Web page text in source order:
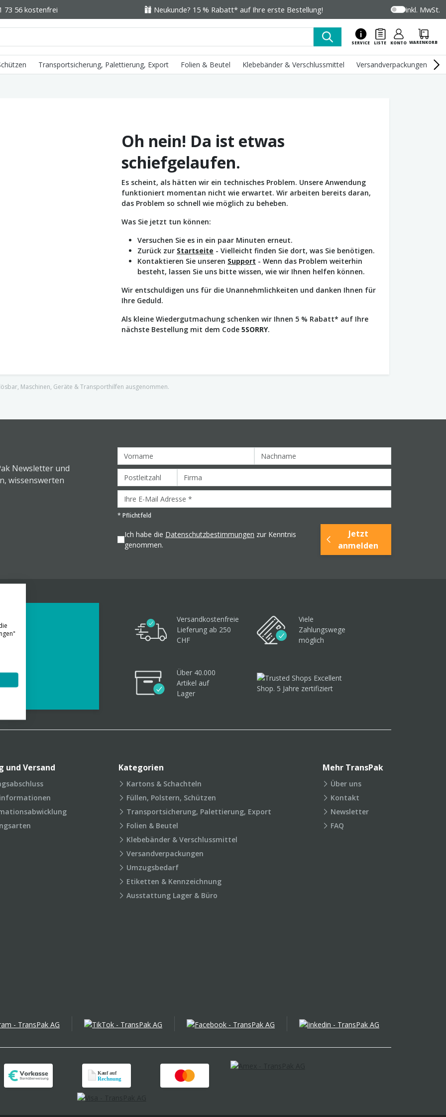
73 56 kostenfrei Neukunde? 15 % Rabatt* auf Ihre erste Bestellung! inkl. MwSt.
SERVICE LISTE KONTO WARENKORB
Transportsicherung, Palettierung, Export Folien & Beutel Klebebänder & Verschlussmittel Versandverpackungen
Oh nein! Da ist etwas
schiefgelaufen.
Es scheint, als hätten wir ein technisches Problem. Unsere Anwendung
funktioniert momentan nicht wie erwartet. Wir arbeiten bereits daran,
das Problem so schnell wie möglich zu beheben.
Was Sie jetzt tun können:
Versuchen Sie es in ein paar Minuten erneut.
Zurück zur Startseite - Vielleicht finden Sie dort, was Sie benötigen.
Kontaktieren Sie unseren Support - Wenn das Problem weiterhin
besteht, lassen Sie uns bitte wissen, wie wir Ihnen helfen können.
Wir entschuldigen uns für die Unannehmlichkeiten und danken Ihnen für
Ihre Geduld.
Als kleine Wiedergutmachung schenken wir Ihnen 5 % Rabatt* auf Ihre
nächste Bestellung mit dem Code 5SORRY.
Maschinen, Geräte & Transporthilfen ausgenommen.
Newsletter und
wissenswerten
* Pflichtfeld
Ich habe die Datenschutzbestimmungen zur Kenntnis
genommen.
Jetzt
anmelden
Versandkostenfreie
Lieferung ab 250
CHF
Viele
Zahlungswege
möglich
Über 40.000
Artikel auf
Lager
und Versand Kategorien
Kartons & Schachteln
Füllen, Polstern, Schützen
Transportsicherung, Palettierung, Export
Folien & Beutel
Klebebänder & Verschlussmittel
Versandverpackungen
Umzugsbedarf
Etiketten & Kennzeichnung
Ausstattung Lager & Büro
Mehr TransPak
Über uns
Kontakt
Newsletter
FAQ